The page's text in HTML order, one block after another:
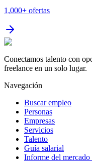
1,000+ ofertas
Conectamos talento con
freelance en un solo lugar.
Navegación
Buscar empleo
Personas
Empresas
Servicios
Talento
Guía salarial
Informe del mercado